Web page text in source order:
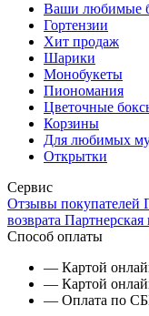
Ваши любимые
Гортензии
Хит продаж
Шарики
Монобукеты
Пиономания
Цветочные
Корзины
Для любимых
Открытки
Сервис
Отзывы покупателей
возврата Партнерская
Способ оплаты
— Картой
— Картой
— Оплата по